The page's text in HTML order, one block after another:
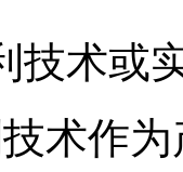
技术或
术作